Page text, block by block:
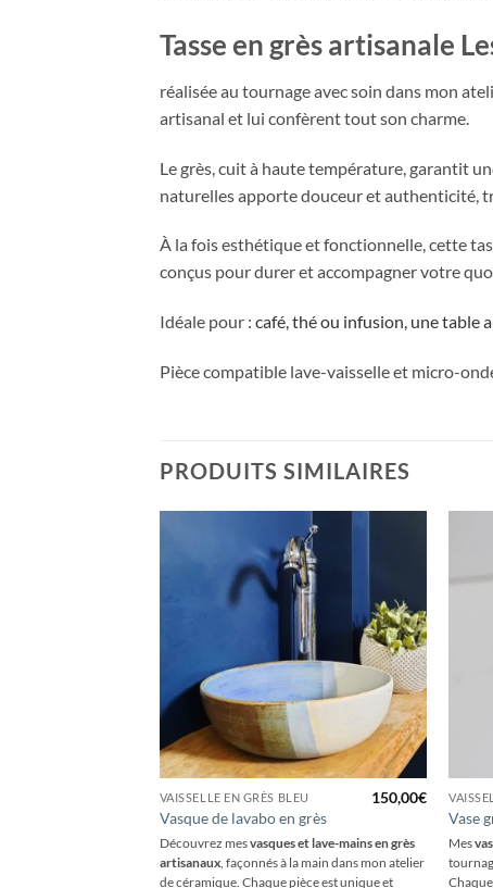
Tasse en grès artisanale
réalisée au tournage avec soin dans mon
artisanal et lui confèrent tout son charme.
Le grès, cuit à haute température, garantit
naturelles apporte douceur et authenticité,
À la fois esthétique et fonctionnelle, cette
conçus pour durer et accompagner votre
Idéale pour : café, thé ou infusion, une table
Pièce compatible lave-vaisselle et micro-
PRODUITS SIMILAIRES
+
VAISSELLE EN GRÈS BLEU
Vasque de lavabo en grès
150,00€
Découvrez mesvasques et lave-mains en grès
artisanaux, façonnés à la main dans mon atelier
de céramique. Chaque pièce est unique et
Vase
Mes